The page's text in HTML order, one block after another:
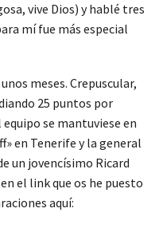
vive Dios) y hablé tres
mí fue más especial
meses. Crepuscular,
25 puntos por
se mantuviese en
en Tenerife y la general
un jovencísimo Ricard
el link que os he puesto
aquí: